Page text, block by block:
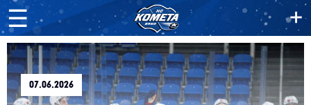
☰ +
07.06.2026